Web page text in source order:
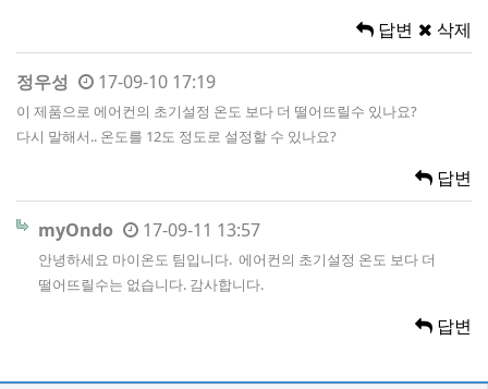
답변 삭제
정우성 17-09-10 17:19
이 제품으로 에어컨의 초기설정 온도 보다 더 떨어뜨릴수 있나요?
다시 말해서.. 온도를 12도 정도로 설정할 수 있나요?
답변
myOndo 17-09-11 13:57
안녕하세요 마이온도 팀입니다. 에어컨의 초기설정 온도 보다 더
떨어뜨릴수는 없습니다. 감사합니다.
답변